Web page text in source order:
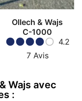
Ollech & Wajs
C-1000
4.2
7 Avis
Wajs avec
: